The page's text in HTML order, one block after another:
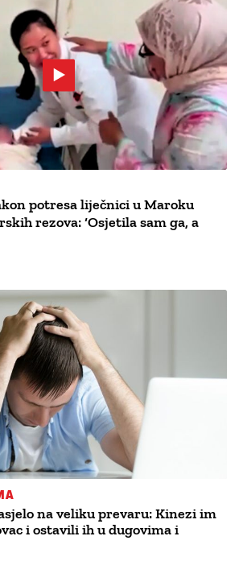
potresa liječnici u Maroku
rezova: ‘Osjetila sam ga, a
na veliku prevaru: Kinezi im
i ostavili ih u dugovima i